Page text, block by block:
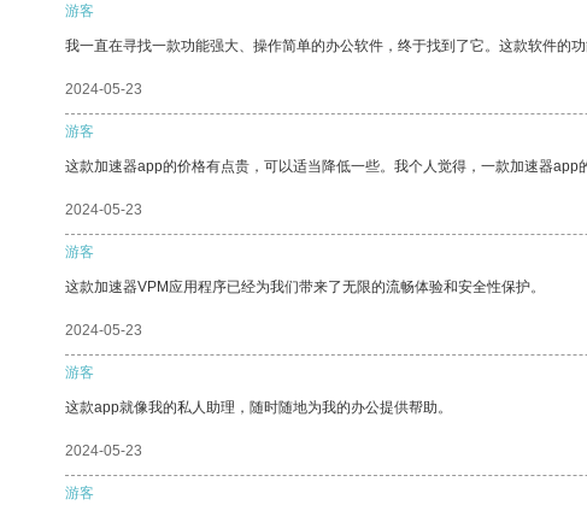
游客
我一直在寻找一款功能强大、操作简单的办公软件，终于找到了它。这款软件的
2024-05-23
游客
这款加速器app的价格有点贵，可以适当降低一些。我个人觉得，一款加速器app
2024-05-23
游客
这款加速器VPM应用程序已经为我们带来了无限的流畅体验和安全性保护。
2024-05-23
游客
这款app就像我的私人助理，随时随地为我的办公提供帮助。
2024-05-23
游客